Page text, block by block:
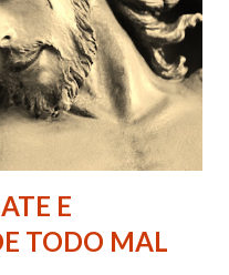
ordene a todas as
me amarram e
para que se
todas as suas
de agora eu não
por esses espíritos
de adultério, de
E
TODO MAL